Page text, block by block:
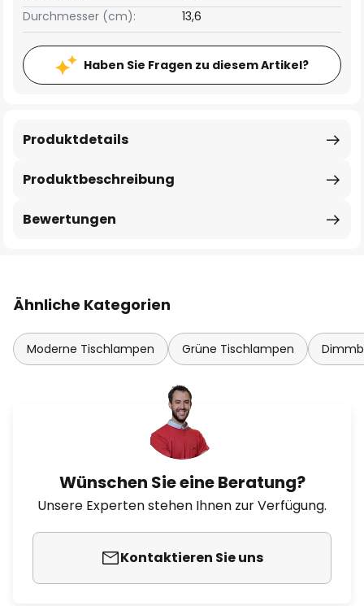
Durchmesser (cm):
13,6
Haben Sie Fragen zu diesem Artikel?
Produktbeschreibung
Produktdetails
Bewertungen
Ähnliche Kategorien
Moderne Tischlampen Grüne Tischlampen
Wünschen Sie eine Beratung?
Unsere Experten stehen Ihnen zur Verfügung.
Kontaktieren Sie uns